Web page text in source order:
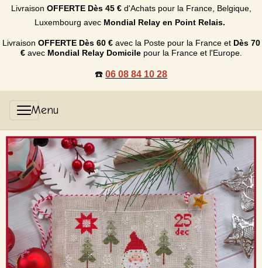
Livraison OFFERTE Dès 45 €d'Achats pour la France, Belgique,
Luxembourg avec Mondial Relay en Point Relais.
Livraison OFFERTE Dès 60 €avec la Poste pour la France et Dès 70
€avec Mondial Relay Domicilepour la France et l'Europe.
☎️ 06 08 84 10 28